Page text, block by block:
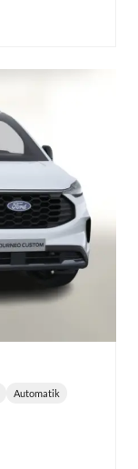
Getriebe:
Automatik